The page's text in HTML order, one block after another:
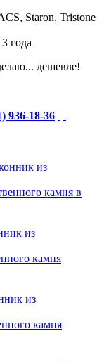
Staron, Tristone
года
дешевле!
936-18-36
камня в
камня
камня